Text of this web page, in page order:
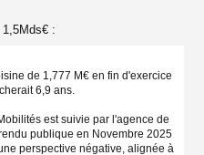
:
de 1,777 M€ en fin d'exercice
6,9 ans.
est suivie par l'agence de
publique en Novembre 2025
perspective négative, alignée à